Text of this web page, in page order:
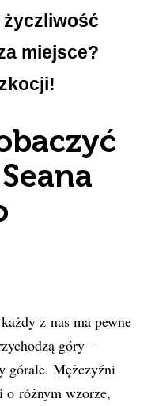
miejsce?
z nas ma pewne
góry –
górale. Mężczyźni
o różnym wzorze,